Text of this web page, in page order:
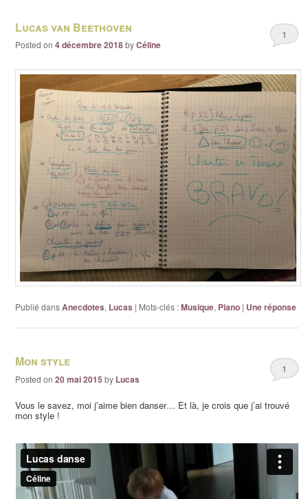
Lucas van Beethoven
Posted on4 décembre 2018byCéline
1
Publié dansAnecdotes, Lucas | Mots-clés :Musique, Piano | Uneréponse
Mon style
Posted on20 mai 2015 by Lucas
1
Vous le savez, moi j’aime bien danser… Et là, je crois que j’ai trouvé
mon style !